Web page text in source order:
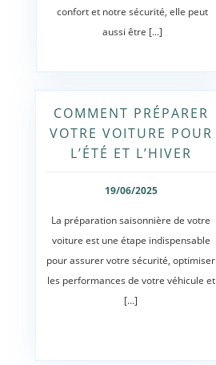
confort et notre sécurité, elle peut
aussi être [...]
COMMENT PRÉPARER
VOTRE VOITURE POUR
L’ÉTÉ ET L’HIVER
19/06/2025
La préparation saisonnière de votre
voiture est une étape indispensable
pour assurer votre sécurité, optimiser
les performances de votre véhicule et
[...]